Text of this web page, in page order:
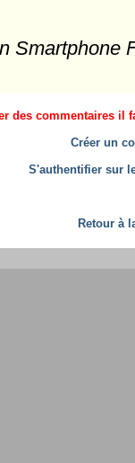
Smartphone
des commentaires il
Créer un
S'authentifier sur
Retour à